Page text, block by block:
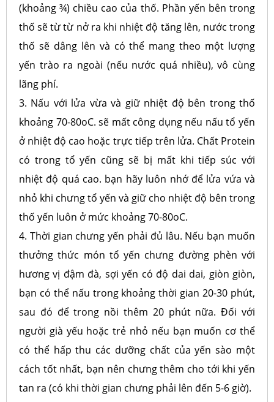
(khoảng ¾) chiều cao của thố. Phần yến bên trong
thố sẽ từ từ nở ra khi nhiệt độ tăng lên, nước trong
thố sẽ dâng lên và có thể mang theo một lượng
yến trào ra ngoài (nếu nước quá nhiều), vô cùng
lãng phí.
3. Nấu với lửa vừa và giữ nhiệt độ bên trong thố
khoảng 70-80oC. sẽ mất công dụng nếu nấu tổ yến
ở nhiệt độ cao hoặc trực tiếp trên lửa. Chất Protein
có trong tổ yến cũng sẽ bị mất khi tiếp súc với
nhiệt độ quá cao. bạn hãy luôn nhớ để lửa vứa và
nhỏ khi chưng tổ yến và giữ cho nhiệt độ bên trong
thố yến luôn ở mức khoảng 70-80oC.
4. Thời gian chưng yến phải đủ lâu. Nếu bạn muốn
thưởng thức món tổ yến chưng đường phèn với
hương vị đậm đà, sợi yến có độ dai dai, giòn giòn,
bạn có thể nấu trong khoảng thời gian 20-30 phút,
sau đó để trong nồi thêm 20 phút nữa. Đối với
người già yếu hoặc trẻ nhỏ nếu bạn muốn cơ thể
có thể hấp thu các dưỡng chất của yến sào một
cách tốt nhất, bạn nên chưng thêm cho tới khi yến
tan ra (có khi thời gian chưng phải lên đến 5-6 giờ).